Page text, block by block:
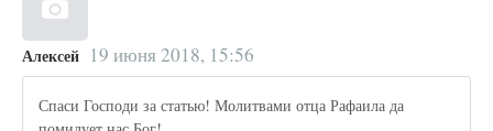
Алексей 19 июня 2018, 15:56
Спаси Господи за статью! Молитвами отца Рафаила да